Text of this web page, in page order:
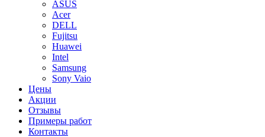
ASUS
Acer
DELL
Fujitsu
Huawei
Intel
Samsung
Sony Vaio
Цены
Акции
Отзывы
Примеры работ
Контакты